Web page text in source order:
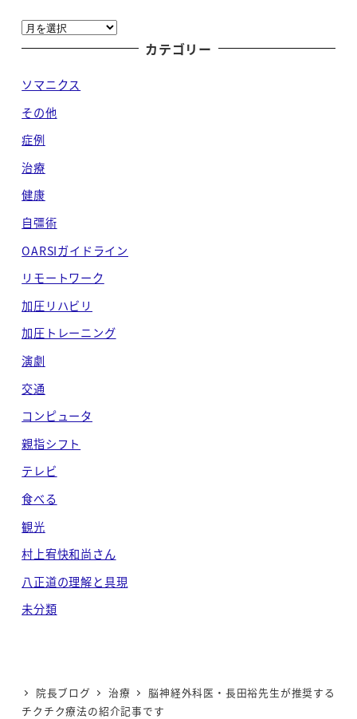
ア
ー
イ
ブ
カテゴリー
ソマニクス
その他
症例
治療
健康
自彊術
OARSIガイドライン
リモートワーク
加圧リハビリ
加圧トレーニング
演劇
交通
コンピュータ
親指シフト
テレビ
食べる
観光
村上宥快和尚さん
八正道の理解と具現
未分類
院長ブログ 治療
脳神経外科医・長田裕先生が推奨する
チクチク療法の紹介記事です